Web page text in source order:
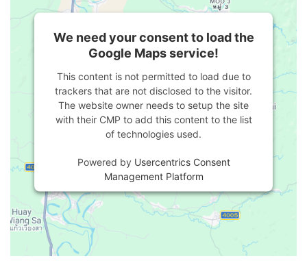
We need your consent to load the
Google Maps service!
This content is not permitted to load due to
trackers that are not disclosed to the visitor.
The website owner needs to setup the site
with their CMP to add this content to the list
of technologies used.
Powered by Usercentrics Consent
Management Platform